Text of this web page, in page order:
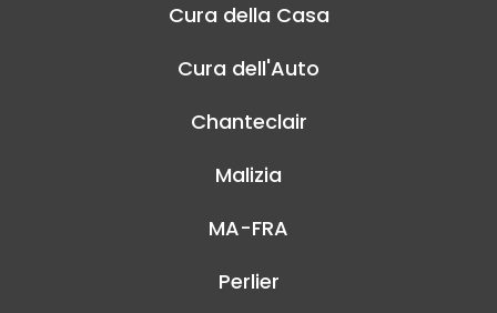
Cura della Casa
Cura dell'Auto
Chanteclair
Malizia
MA-FRA
Perlier